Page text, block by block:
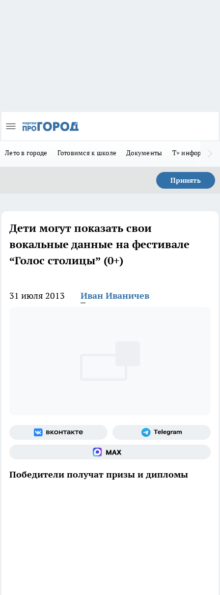
Лето в городе Готовимся к школе Документы Т+
Принять
Дети могут показать свои
вокальные данные на фестивале
“Голос столицы” (0+)
31 июля 2013 Иван Иваничев
Победители получат призы и дипломы